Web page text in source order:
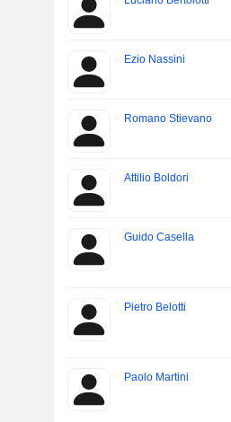
Ezio Nassini
Romano Stievano
Attilio Boldori
Guido Casella
Pietro Belotti
Paolo Martini